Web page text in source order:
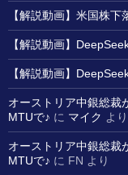
【解説動画】米国株下
【解説動画】
【解説動画】
オーストリア中銀総裁
MTUで♪ に マイク より
オーストリア中銀総裁
MTUで♪ に FN より